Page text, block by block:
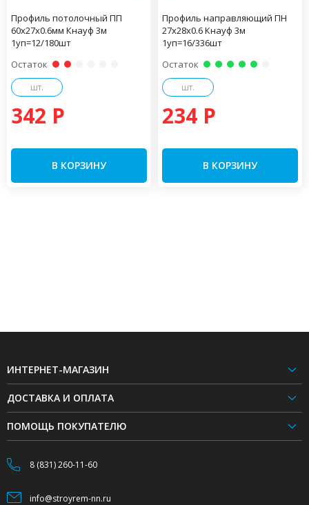
Профиль потолочный ПП
60х27х0.6мм Кнауф 3м
1уп=12/180шт
Остаток
шт.
342 P
В КОРЗИНУ
Профиль направляющий ПН
27х28х0.6 Кнауф 3м
1уп=16/336шт
Остаток
шт.
234 P
В КОРЗИНУ
ИНТЕРНЕТ-МАГАЗИН
ДОСТАВКА И ОПЛАТА
ПОМОЩЬ ПОКУПАТЕЛЮ
8 (831) 260-11-60
info@stroyrem-nn.ru